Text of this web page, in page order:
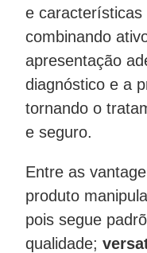
e características
combinando
apresentação
diagnóstico e a
tornando o
e seguro.
Entre as
produto
pois segue
qualidade;